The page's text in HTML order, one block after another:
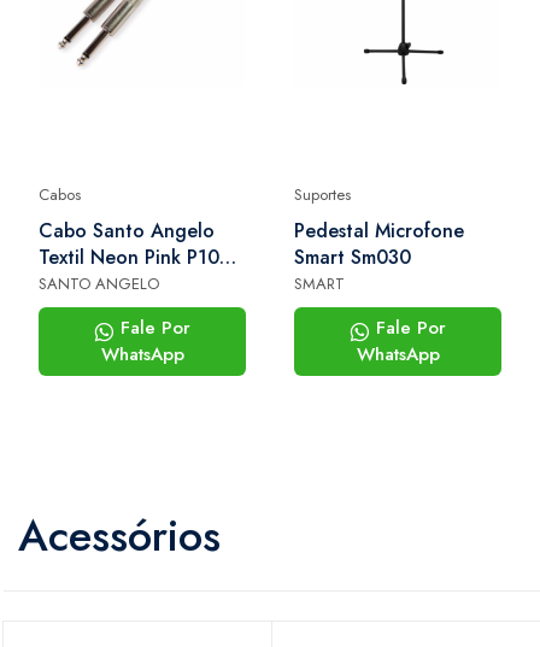
Cabos
Cabo Santo Angelo
Textil Neon Pink P10
P10 4,57m
SANTO ANGELO
Fale Por
WhatsApp
Suportes
Pedestal Microfone
Smart Sm030
SMART
Fale Por
WhatsApp
Acessórios